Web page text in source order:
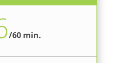
/60 min.